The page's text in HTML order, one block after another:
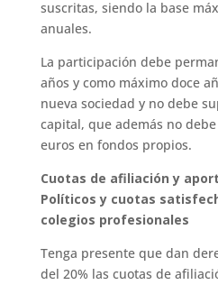
suscritas, siendo la base
anuales.
La participación debe
años y como máximo doce
nueva sociedad y no debe
capital, que además no
euros en fondos propios.
Cuotas de afiliación y
Políticos y cuotas
colegios profesionales
Tenga presente que dan
del 20% las cuotas de